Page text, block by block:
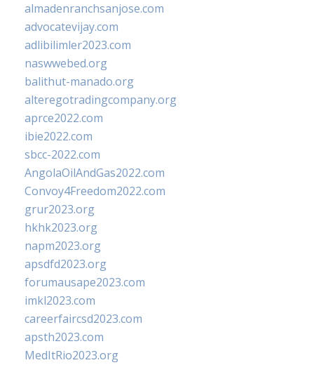
almadenranchsanjose.com
advocatevijay.com
adlibilimler2023.com
naswwebed.org
balithut-manado.org
alteregotradingcompany.org
aprce2022.com
ibie2022.com
sbcc-2022.com
AngolaOilAndGas2022.com
Convoy4Freedom2022.com
grur2023.org
hkhk2023.org
napm2023.org
apsdfd2023.org
forumausape2023.com
imkl2023.com
careerfaircsd2023.com
apsth2023.com
MedItRio2023.org